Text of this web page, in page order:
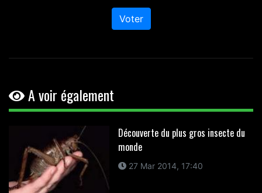
Voter
A voir également
Découverte du plus gros insecte du
monde
27 Mar 2014, 17:40